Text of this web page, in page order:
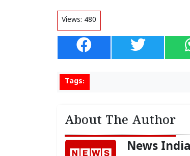
Views: 480
Tags:
About The Author
News